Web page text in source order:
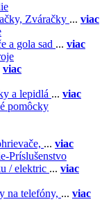
Zváračky ... viac
a gola sad ... viac
viac
a lepidlá ... viac
pomôcky
... viac
Príslušenstvo
/ elektric ... viac
na telefóny, ... viac